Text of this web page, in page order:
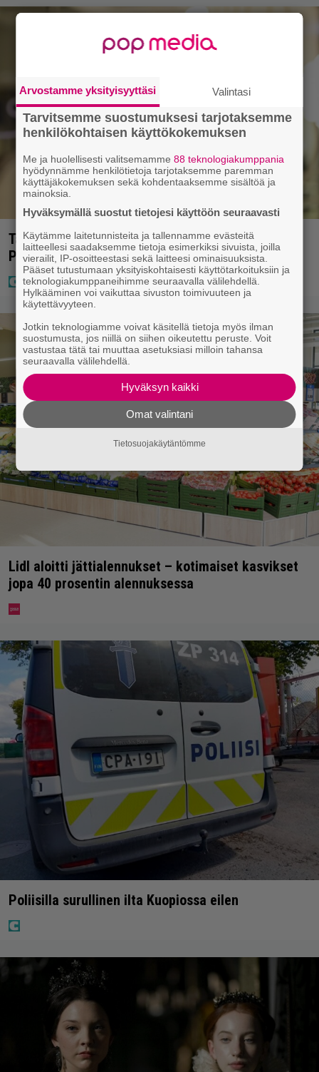
Tältä näyttää Vappu Pimiän perhelomalla
Portugalissa – ”Kaunis mekko”
Lidl aloitti jättialennukset – kotimaiset kasvikset
jopa 40 prosentin alennuksessa
Poliisilla surullinen ilta Kuopiossa eilen
Arvostamme yksityisyyttäsi Valintasi
Tarvitsemme suostumuksesi tarjotaksemme
henkilökohtaisen käyttökokemuksen
Me ja huolellisesti valitsemamme88 teknologiakumppania
hyödynnämme henkilötietoja tarjotaksemme paremman
käyttäjäkokemuksen sekä kohdentaaksemme sisältöä ja
mainoksia.
Hyväksymällä suostut tietojesi käyttöön seuraavasti
Käytämme laitetunnisteita ja tallennamme evästeitä
laitteellesi saadaksemme tietoja esimerkiksi sivuista, joilla
vierailit, IP-osoitteestasi sekä laitteesi ominaisuuksista.
Pääset tutustumaan yksityiskohtaisesti käyttötarkoituksiin ja
teknologiakumppaneihimme seuraavalla välilehdellä.
Hylkääminen voi vaikuttaa sivuston toimivuuteen ja
käytettävyyteen.
Jotkin teknologiamme voivat käsitellä tietoja myös ilman
suostumusta, jos niillä on siihen oikeutettu peruste. Voit
vastustaa tätä tai muuttaa asetuksiasi milloin tahansa
seuraavalla välilehdellä.
Hyväksyn kaikki
Omat valintani
Tietosuojakäytäntömme